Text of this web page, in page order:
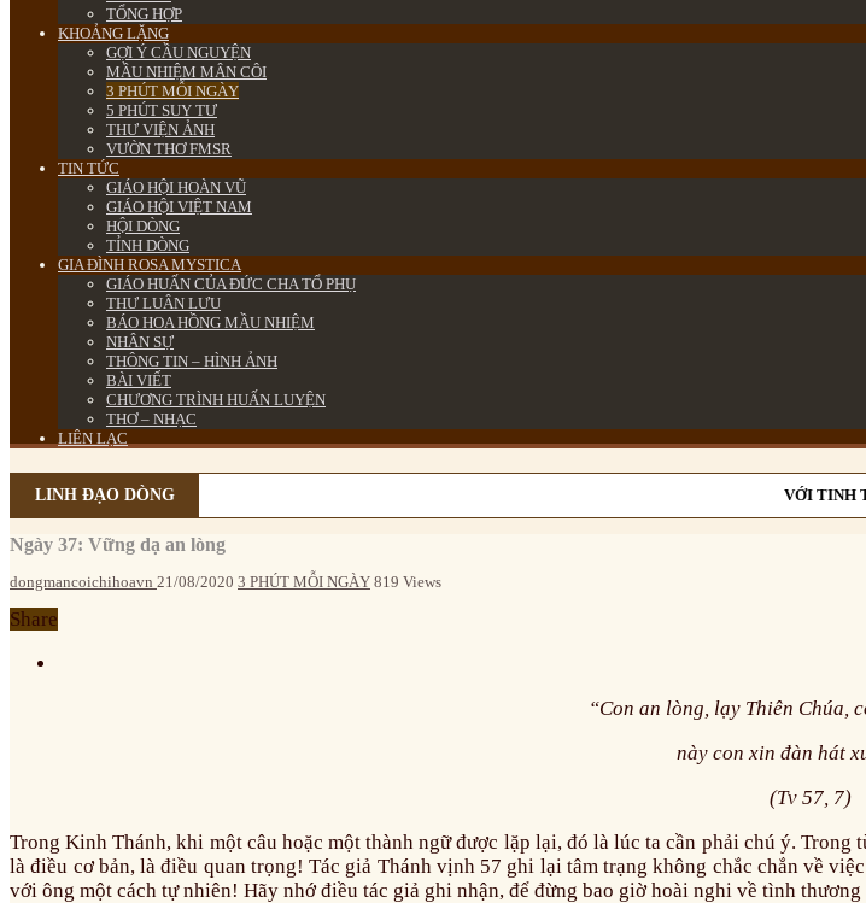
TỔNG HỢP
KHOẢNG LẶNG
GỢI Ý CẦU NGUYỆN
MẦU NHIỆM MÂN CÔI
3 PHÚT MỖI NGÀY
5 PHÚT SUY TƯ
THƯ VIỆN ẢNH
VƯỜN THƠ FMSR
TIN TỨC
GIÁO HỘI HOÀN VŨ
GIÁO HỘI VIỆT NAM
HỘI DÒNG
TỈNH DÒNG
GIA ĐÌNH ROSA MYSTICA
GIÁO HUẤN CỦA ĐỨC CHA TỔ PHỤ
THƯ LUÂN LƯU
BÁO HOA HỒNG MẦU NHIỆM
NHÂN SỰ
THÔNG TIN – HÌNH ẢNH
BÀI VIẾT
CHƯƠNG TRÌNH HUẤN LUYỆN
THƠ – NHẠC
LIÊN LẠC
LINH ĐẠO DÒNG VỚI TINH
Ngày 37: Vững dạ an lòng
dongmancoichihoavn 21/08/2020 3 PHÚT MỖI NGÀY 819 Views
Share
“Con an lòng, lạy Thiên Chúa,
này con xin đàn hát
(Tv 57, 7)
Trong Kinh Thánh, khi một câu hoặc một thành ngữ được lặp lại, đó là lúc ta cần phải chú ý.
là điều cơ bản, là điều quan trọng! Tác giả Thánh vịnh 57 ghi lại tâm trạng không chắc chắn về
với ông một cách tự nhiên! Hãy nhớ điều tác giả ghi nhận, để đừng bao giờ hoài nghi về tình